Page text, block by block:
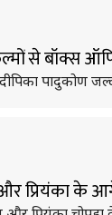
से बॉक्स
पादुकोण
और प्रियंका